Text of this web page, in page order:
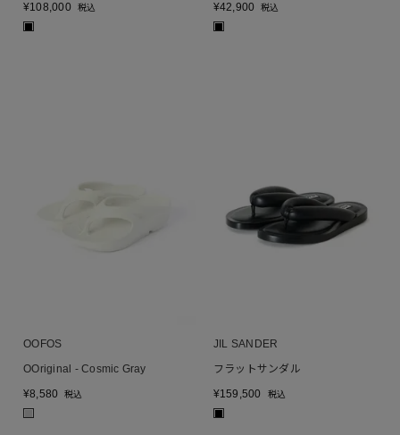
¥108,000 税込
¥42,900 税込
OOFOS
OOriginal - Cosmic Gray
¥8,580 税込
JIL SANDER
フラットサンダル
¥159,500 税込
■